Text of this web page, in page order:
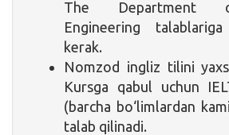
The Department
Engineering
kerak.
Nomzod ingliz tilini
Kursga qabul uchun
(barcha bo‘limlardan
talab qilinadi.